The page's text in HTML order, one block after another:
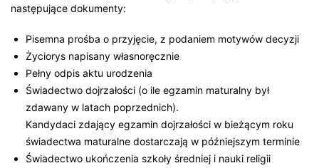
następujące dokumenty:
Pisemna prośba o przyjęcie, z podaniem motywów decyzji
Życiorys napisany własnoręcznie
Pełny odpis aktu urodzenia
Świadectwo dojrzałości (o ile egzamin maturalny był
zdawany w latach poprzednich).
Kandydaci zdający egzamin dojrzałości w bieżącym roku
świadectwa maturalne dostarczają w późniejszym terminie
Świadectwo ukończenia szkoły średniej i nauki religii